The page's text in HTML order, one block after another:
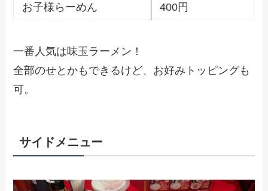
お子様らーめん 400円
一番人気は味玉ラーメン！
全部のせとかもできるけど、お好みトッピングも
可。
サイドメニュー